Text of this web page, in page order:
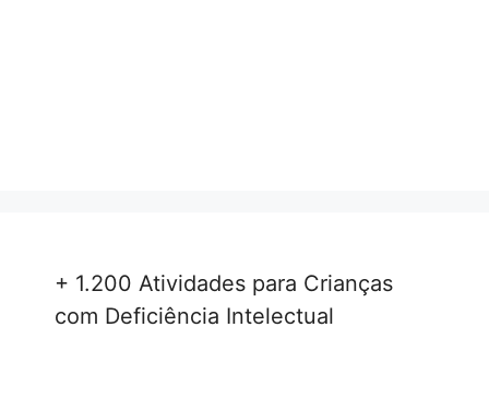
+ 1.200 Atividades para Crianças
com Deficiência Intelectual